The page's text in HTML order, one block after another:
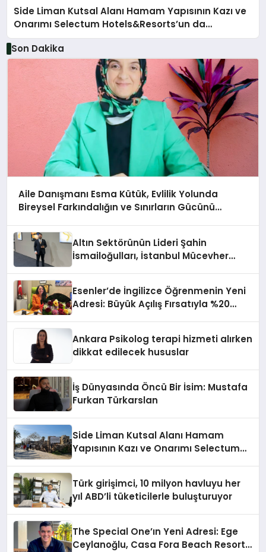
Side Liman Kutsal Alanı Hamam Yapısının Kazı ve
Onarımı Selectum Hotels&Resorts’un da
Katkılarıyla Tamamlandı
Son Dakika
Aile Danışmanı Esma Kütük, Evlilik Yolunda
Bireysel Farkındalığın ve Sınırların Gücünü
Altın Sektörünün Lideri Şahin
İsmailoğulları, İstanbul Mücevher
Esenler’de İngilizce Öğrenmenin Yeni
Adresi: Büyük Açılış Fırsatıyla %20
Ankara Psikolog terapi hizmeti alırken
dikkat edilecek hususlar
İş Dünyasında Öncü Bir İsim: Mustafa
Furkan Türkarslan
Side Liman Kutsal Alanı Hamam
Yapısının Kazı ve Onarımı Selectum
Türk girişimci, 10 milyon havluyu her
yıl ABD’li tüketicilerle buluşturuyor
The Special One’ın Yeni Adresi: Ege
Ceylanoğlu, Casa Fora Beach Resort